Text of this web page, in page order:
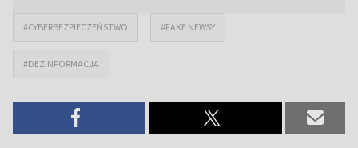
#CYBERBEZPIECZEŃSTWO #FAKE NEWSY
#DEZINFORMACJA